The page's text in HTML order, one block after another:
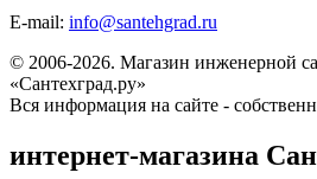
E-mail: info@santehgrad.ru
© 2006-2026. Магазин инженерной
«Сантехград.ру»
Вся информация на сайте -
интернет-магазина